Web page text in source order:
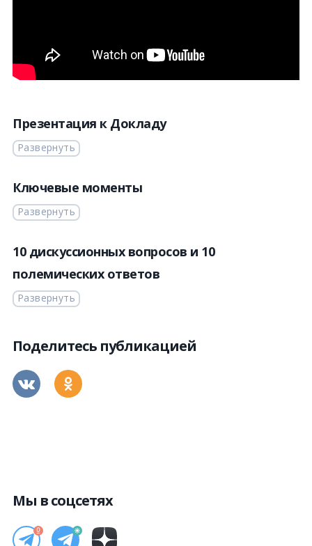
Презентация к Докладу
Развернуть
Ключевые моменты
Развернуть
10 дискуссионных вопросов и 10
полемических ответов
Развернуть
Поделитесь публикацией
Мы в соцсетях